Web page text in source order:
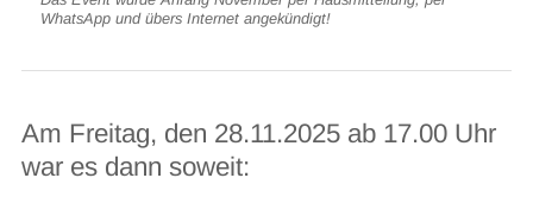
WhatsApp und übers Internet angekündigt!
Am Freitag, den 28.11.2025 ab 17.00 Uhr
war es dann soweit: